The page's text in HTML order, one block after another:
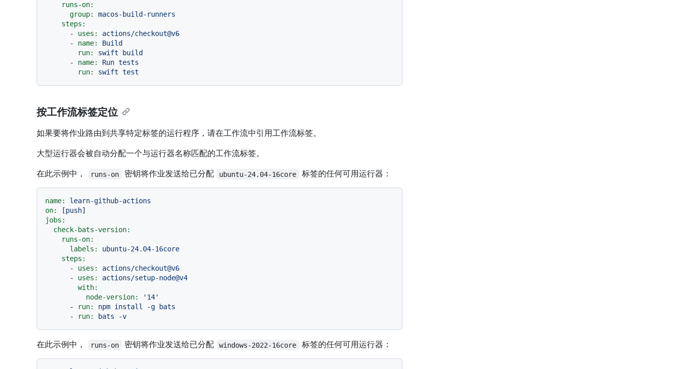
runs-on:
group:
macos-build-runners
steps:
-
uses:
actions/checkout@v6
-
name:
Build
run:
swift
build
-
name: Run tests
run:
swift test
按工作流标签定位
如果要将作业路由到共享特定标签的运行程序，请在工作流中引用工作流标签。
大型运行器会被自动分配一个与运行器名称匹配的工作流标签。
在此示例中，
runs-on 密钥将作业发送给已分配 ubuntu-24.04-16core 标签的任何可用运行器：
name:
learn-github-actions
on:
[push
jobs:
check-bats-version:
runs-on:
labels:
ubuntu-24.04-16core
steps:
-
uses:
actions/checkout@v6
-
uses:
actions/setup-node@v4
with:
node-version:
'14'
-
run: npm install -g
bats
-
run: bats -v
在此示例中， runs-on 密钥将作业发送给已分配 windows-2022-16core 标签的任何可用运行器：